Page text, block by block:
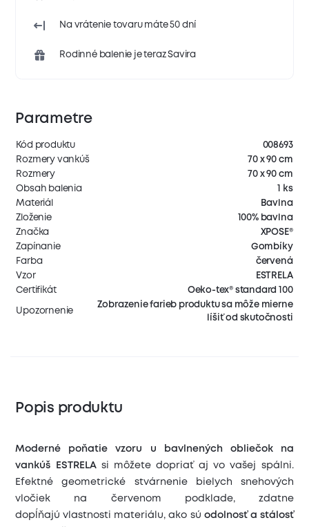
Na vrátenie tovaru máte 50 dní
Rodinné balenie je teraz Savira
Parametre
Kód produktu
008693
Rozmery vankúš
70 x 90 cm
Rozmery
70 x 90 cm
Obsah balenia
1 ks
Materiál
Bavlna
Zloženie
100% bavlna
Značka
XPOSE®
Zapínanie
Gombíky
Farba
červená
Vzor
ESTRELA
Certifikát
Oeko-tex® standard 100
Upozornenie
Zobrazenie farieb produktu sa môže mierne
líšiť od skutočnosti
Popis produktu
Moderné poňatie vzoru u bavlnených obliečok na
vankúš ESTRELAsi môžete dopriať aj vo vašej spálni.
Efektné geometrické stvárnenie bielych snehových
vločiek na červenom podklade, zdatne
dopĺňajú vlastnosti materiálu, ako sú odolnosť a stálosť